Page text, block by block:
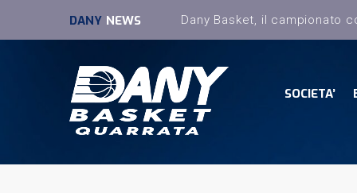
DANY NEWS
SOCIETA’